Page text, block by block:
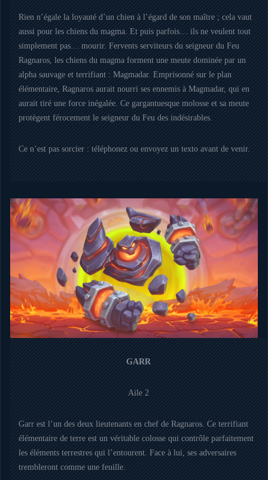
Rien n’égale la loyauté d’un chien à l’égard de son maître ; cela vaut
aussi pour les chiens du magma. Et puis parfois… ils ne veulent tout
simplement pas… mourir. Fervents serviteurs du seigneur du Feu
Ragnaros, les chiens du magma forment une meute dominée par un
alpha sauvage et terrifiant : Magmadar. Emprisonné sur le plan
élémentaire, Ragnaros aurait nourri ses ennemis à Magmadar, qui en
aurait tiré une force inégalée. Ce gargantuesque molosse et sa meute
protègent férocement le seigneur du Feu des indésirables.
Ce n’est pas sorcier : téléphonez ou envoyez un texto avant de venir.
GARR
Aile 2
Garr est l’un des deux lieutenants en chef de Ragnaros. Ce terrifiant
élémentaire de terre est un véritable colosse qui contrôle parfaitement
les éléments terrestres qui l’entourent. Face à lui, ses adversaires
trembleront comme une feuille.